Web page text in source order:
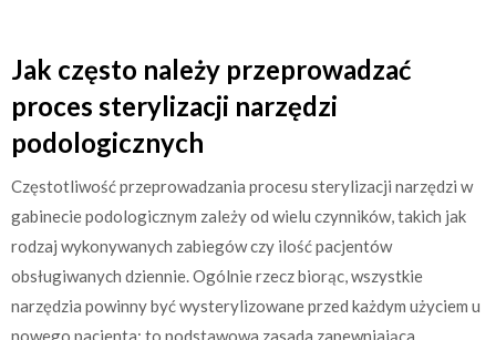
Jak często należy przeprowadzać
proces sterylizacji narzędzi
podologicznych
Częstotliwość przeprowadzania procesu sterylizacji narzędzi w
gabinecie podologicznym zależy od wielu czynników, takich jak
rodzaj wykonywanych zabiegów czy ilość pacjentów
obsługiwanych dziennie. Ogólnie rzecz biorąc, wszystkie
narzędzia powinny być wysterylizowane przed każdym użyciem u
nowego pacjenta; to podstawowa zasada zapewniająca